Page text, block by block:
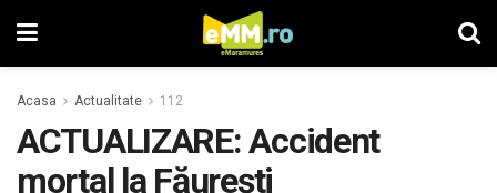
Acasa Actualitate 112
ACTUALIZARE: Accident
mortal la Făurești